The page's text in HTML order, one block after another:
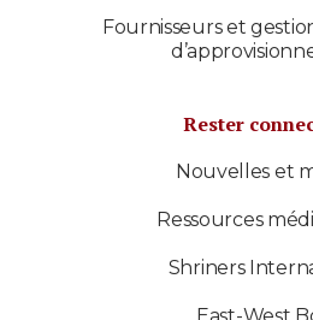
Fournisseurs et
Rester
Nouvelles et
Ressources
Shriners